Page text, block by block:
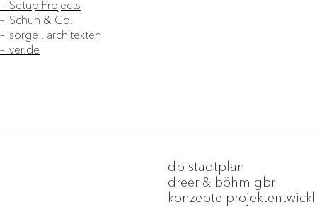
– Setup Projects
– Schuh & Co.
– sorge . architekten
–ver.de
db stadtplan
dreer & böhm gbr
konzepte